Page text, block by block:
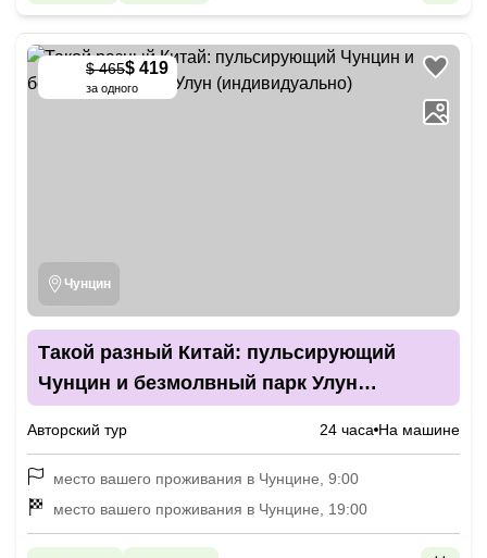
$ 465$ 419
за одного
Чунцин
Такой разный Китай: пульсирующий
Чунцин и безмолвный парк Улун
Авторский тур 24 часа На машине
место вашего проживания в Чунцине, 9:00
место вашего проживания в Чунцине, 19:00